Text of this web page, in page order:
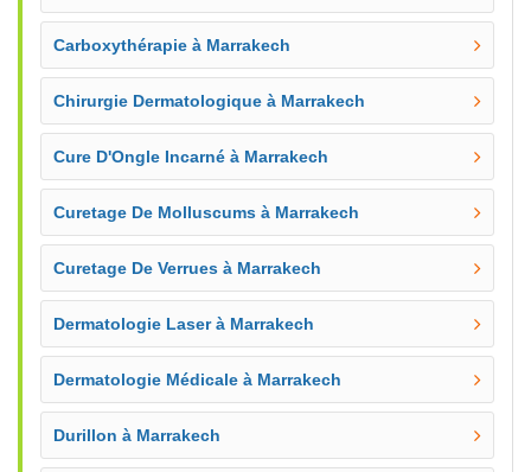
Carboxythérapie à Marrakech
Chirurgie Dermatologique à Marrakech
Cure D'Ongle Incarné à Marrakech
Curetage De Molluscums à Marrakech
Curetage De Verrues à Marrakech
Dermatologie Laser à Marrakech
Dermatologie Médicale à Marrakech
Durillon à Marrakech